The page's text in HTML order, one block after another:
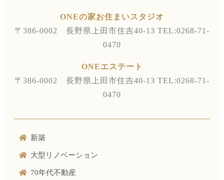
ONEの家お住まいスタジオ
〒386-0002 長野県上田市住吉40-13 TEL:0268-71-
0470
ONEエステート
〒386-0002 長野県上田市住吉40-13 TEL:0268-71-
0470
新築
大型リノベーション
70年代不動産